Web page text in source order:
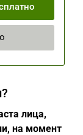
лица,
на момент